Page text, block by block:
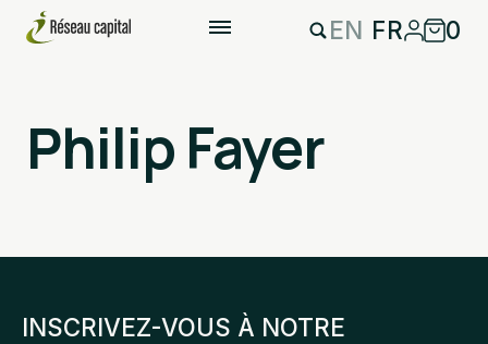
EN FR 0
Philip Fayer
INSCRIVEZ-VOUS À NOTRE